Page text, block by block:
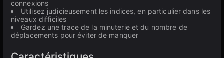
connexions
Utilisez judicieusement les indices, en particulier dans les
niveaux difficiles
Gardez une trace de la minuterie et du nombre de
déplacements pour éviter de manquer